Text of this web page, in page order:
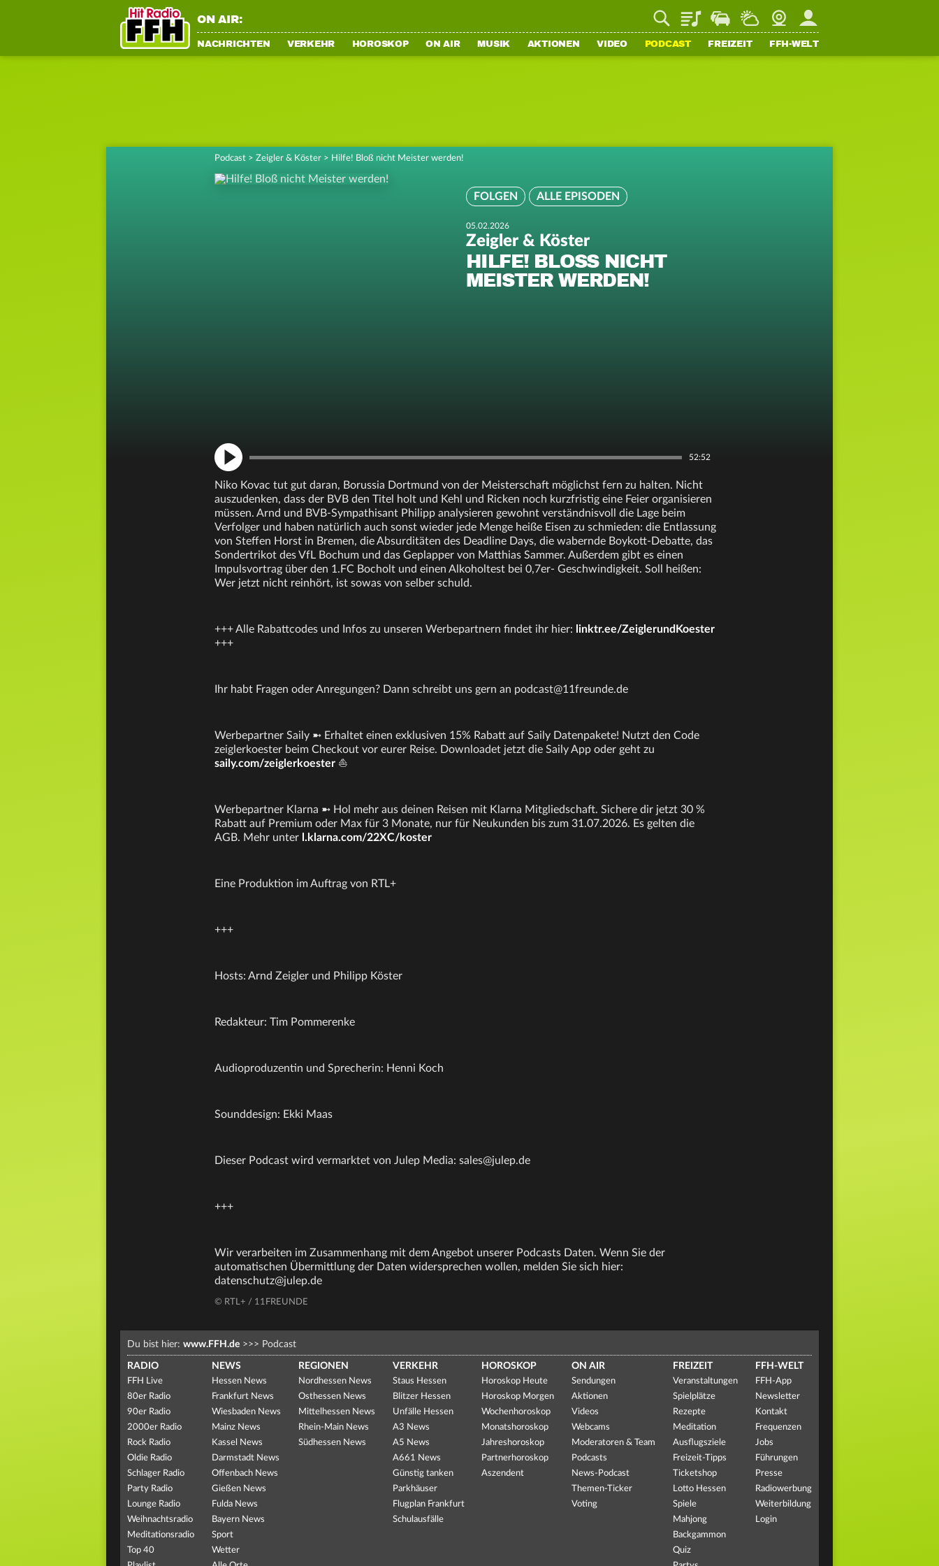
ON AIR: PlaylistStaupilotWetterWebcamMein FFH
NACHRICHTEN VERKEHR HOROSKOP ON AIR MUSIK AKTIONEN VIDEO PODCAST FREIZEIT FFH-WELT
Podcast > Zeigler & Köster > Hilfe! Bloß nicht Meister werden!
FOLGEN ALLE EPISODEN
05.02.2026
Zeigler & Köster
HILFE! BLOSS NICHT M
EISTER WERDEN!
52:52
Niko Kovac tut gut daran, Borussia Dortmund von der Meisterschaft möglichst fern zu halten. Nicht
auszudenken, dass der BVB den Titel holt und Kehl und Ricken noch kurzfristig eine Feier organisieren
müssen. Arnd und BVB-Sympathisant Philipp analysieren gewohnt verständnisvoll die Lage beim
Verfolger und haben natürlich auch sonst wieder jede Menge heiße Eisen zu schmieden: die Entlassung
von Steffen Horst in Bremen, die Absurditäten des Deadline Days, die wabernde Boykott-Debatte, das
Sondertrikot des VfL Bochum und das Geplapper von Matthias Sammer. Außerdem gibt es einen
Impulsvortrag über den 1.FC Bocholt und einen Alkoholtest bei 0,7er- Geschwindigkeit. Soll heißen:
Wer jetzt nicht reinhört, ist sowas von selber schuld.
+++ Alle Rabattcodes und Infos zu unseren Werbepartnern findet ihr hier: linktr.ee/ZeiglerundKoester
+++
Ihr habt Fragen oder Anregungen? Dann schreibt uns gern an podcast@11freunde.de
Werbepartner Saily ➼ Erhaltet einen exklusiven 15% Rabatt auf Saily Datenpakete! Nutzt den Code
zeiglerkoester beim Checkout vor eurer Reise. Downloadet jetzt die Saily App oder geht zu
saily.com/zeiglerkoester ⛵
Werbepartner Klarna ➼ Hol mehr aus deinen Reisen mit Klarna Mitgliedschaft. Sichere dir jetzt 30 %
Rabatt auf Premium oder Max für 3 Monate, nur für Neukunden bis zum 31.07.2026. Es gelten die
AGB. Mehr unter l.klarna.com/22XC/koster
Eine Produktion im Auftrag von RTL+
+++
Hosts: Arnd Zeigler und Philipp Köster
Redakteur: Tim Pommerenke
Audioproduzentin und Sprecherin: Henni Koch
Sounddesign: Ekki Maas
Dieser Podcast wird vermarktet von Julep Media: sales@julep.de
+++
Wir verarbeiten im Zusammenhang mit dem Angebot unserer Podcasts Daten. Wenn Sie der
automatischen Übermittlung der Daten widersprechen wollen, melden Sie sich hier:
datenschutz@julep.de
© RTL+ / 11FREUNDE
Du bist hier: www.FFH.de >>> Podcast
RADIO
FFH Live
80er Radio
90er Radio
2000er Radio
Rock Radio
Oldie Radio
Schlager Radio
Party Radio
Lounge Radio
Weihnachtsradio
Meditationsradio
Top 40
NEWS
Hessen News
Frankfurt News
Wiesbaden News
Mainz News
Kassel News
Darmstadt News
Offenbach News
Gießen News
Fulda News
Bayern News
Sport
Wetter
REGIONEN
Nordhessen News
Osthessen News
Mittelhessen News
Rhein-Main News
Südhessen News
VERKEHR
Staus Hessen
Blitzer Hessen
Unfälle Hessen
A3 News
A5 News
A661 News
Günstig tanken
Parkhäuser
Flugplan Frankfurt
Schulausfälle
HOROSKOP
Horoskop Heute
Horoskop Morgen
Wochenhoroskop
Monatshoroskop
Jahreshoroskop
Partnerhoroskop
Aszendent
ON AIR
Sendungen
Aktionen
Videos
Webcams
Moderatoren & Team
Podcasts
News-Podcast
Themen-Ticker
Voting
FREIZEIT
Veranstaltungen
Spielplätze
Rezepte
Meditation
Ausflugsziele
Freizeit-Tipps
Ticketshop
Lotto Hessen
Spiele
Mahjong
Backgammon
Quiz
FFH-WELT
FFH-App
Newsletter
Kontakt
Frequenzen
Jobs
Führungen
Presse
Radiowerbung
Weiterbildung
Login